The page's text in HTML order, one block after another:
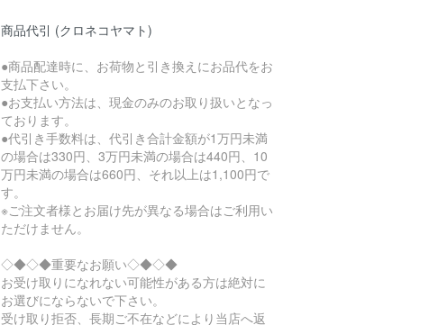
商品代引 (クロネコヤマト)
●商品配達時に、お荷物と引き換えにお品代をお
支払下さい。
●お支払い方法は、現金のみのお取り扱いとなっ
ております。
●代引き手数料は、代引き合計金額が1万円未満
の場合は330円、3万円未満の場合は440円、10
万円未満の場合は660円、それ以上は1,100円で
す。
※ご注文者様とお届け先が異なる場合はご利用い
ただけません。
◇◆◇◆重要なお願い◇◆◇◆
お受け取りになれない可能性がある方は絶対に
お選びにならないで下さい。
受け取り拒否、長期ご不在などにより当店へ返